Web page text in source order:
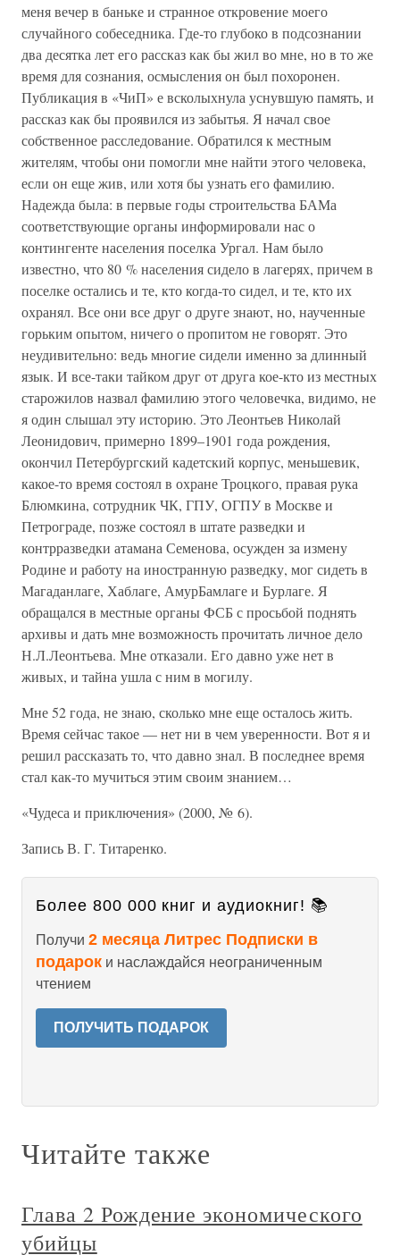
меня вечер в баньке и странное откровение моего
случайного собеседника. Где-то глубоко в подсознании
два десятка лет его рассказ как бы жил во мне, но в то же
время для сознания, осмысления он был похоронен.
Публикация в «ЧиП» е всколыхнула уснувшую память, и
рассказ как бы проявился из забытья. Я начал свое
собственное расследование. Обратился к местным
жителям, чтобы они помогли мне найти этого человека,
если он еще жив, или хотя бы узнать его фамилию.
Надежда была: в первые годы строительства БАМа
соответствующие органы информировали нас о
контингенте населения поселка Ургал. Нам было
известно, что 80 % населения сидело в лагерях, причем в
поселке остались и те, кто когда-то сидел, и те, кто их
охранял. Все они все друг о друге знают, но, наученные
горьким опытом, ничего о пропитом не говорят. Это
неудивительно: ведь многие сидели именно за длинный
язык. И все-таки тайком друг от друга кое-кто из местных
старожилов назвал фамилию этого человечка, видимо, не
я один слышал эту историю. Это Леонтьев Николай
Леонидович, примерно 1899–1901 года рождения,
окончил Петербургский кадетский корпус, меньшевик,
какое-то время состоял в охране Троцкого, правая рука
Блюмкина, сотрудник ЧК, ГПУ, ОГПУ в Москве и
Петрограде, позже состоял в штате разведки и
контрразведки атамана Семенова, осужден за измену
Родине и работу на иностранную разведку, мог сидеть в
Магаданлаге, Хаблаге, АмурБамлаге и Бурлаге. Я
обращался в местные органы ФСБ с просьбой поднять
архивы и дать мне возможность прочитать личное дело
Н.Л.Леонтьева. Мне отказали. Его давно уже нет в
живых, и тайна ушла с ним в могилу.
Мне 52 года, не знаю, сколько мне еще осталось жить.
Время сейчас такое — нет ни в чем уверенности. Вот я и
решил рассказать то, что давно знал. В последнее время
стал как-то мучиться этим своим знанием…
«Чудеса и приключения» (2000, № 6).
Запись В. Г. Титаренко.
Более 800 000 книг и аудиокниг! 📚
Получи 2 месяца Литрес Подписки в
подарок и наслаждайся неограниченным
чтением
ПОЛУЧИТЬ ПОДАРОК
Читайте также
Глава 2 Рождение экономического
убийцы